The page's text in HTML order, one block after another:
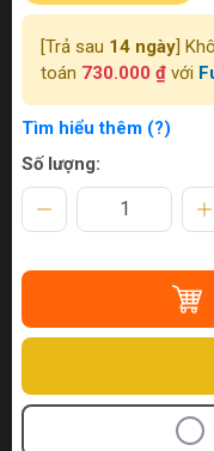
[Trả sau 14 ngày ]
toán 730.000 ₫ với
Tìm hiểu thêm (?)
Số lượng: